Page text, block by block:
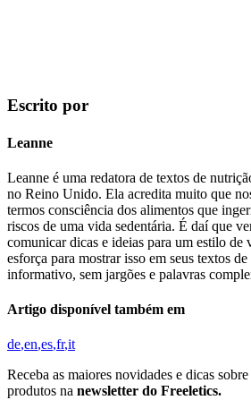
Escrito por
Leanne
Leanne é uma redatora de textos de
no Reino Unido. Ela acredita muito que
termos consciência dos alimentos que
riscos de uma vida sedentária. É daí que
comunicar dicas e ideias para um estilo de
esforça para mostrar isso em seus textos
informativo, sem jargões e palavras
Artigo disponível também em
de en es fr it
Receba as maiores novidades e dicas
produtos na newsletter do Freeletics.